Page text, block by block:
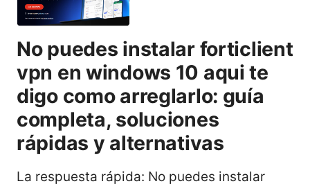
No puedes instalar forticlient
vpn en windows 10 aqui te
digo como arreglarlo: guía
completa, soluciones
rápidas y alternativas
La respuesta rápida: No puedes instalar